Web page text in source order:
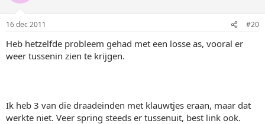
16 dec 2011 #20
Heb hetzelfde probleem gehad met een losse as, vooral er
weer tussenin zien te krijgen.
Ik heb 3 van die draadeinden met klauwtjes eraan, maar dat
werkte niet. Veer spring steeds er tussenuit, best link ook.